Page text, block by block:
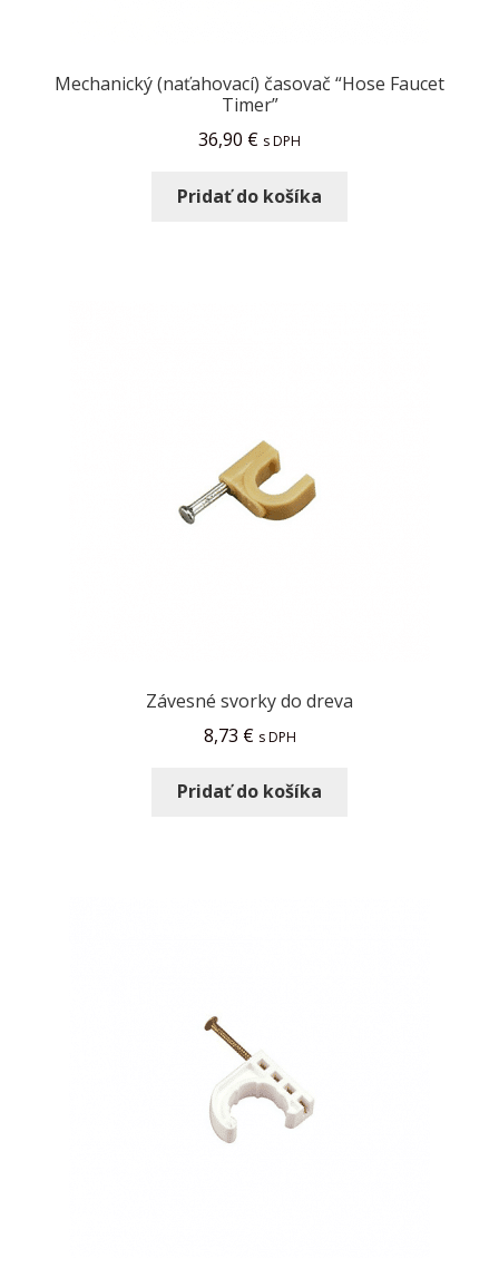
Mechanický (naťahovací) časovač “Hose Faucet
Timer”
36,90 € s DPH
Pridať do košíka
Závesné svorky do dreva
8,73 € s DPH
Pridať do košíka